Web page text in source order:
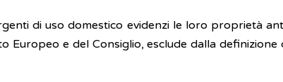
di uso domestico evidenzi le loro proprietà
Europeo e del Consiglio, esclude dalla definizione